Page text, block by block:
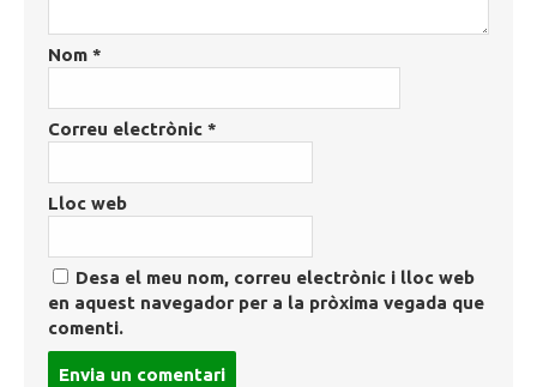
Nom *
Correu electrònic *
Lloc web
Desa el meu nom, correu electrònic i lloc web
en aquest navegador per a la pròxima vegada que
comenti.